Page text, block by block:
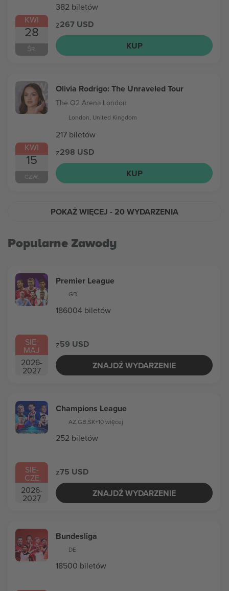
KWI
28
ŚR.
382 biletów
z267 USD
KUP
KWI
15
CZW.
Olivia Rodrigo: The Unraveled Tour
The O2 Arena London
London, United Kingdom
217 biletów
z298 USD
KUP
POKAŻ WIĘCEJ - 20 WYDARZENIA
Popularne Zawody
SIE-
MAJ
2026-
2027
Premier League
GB
186004 biletów
z59 USD
ZNAJDŹ WYDARZENIE
SIE-
CZE
2026-
2027
Champions League
AZ,GB,SK+10 więcej
252 biletów
z75 USD
ZNAJDŹ WYDARZENIE
Bundesliga
DE
18500 biletów